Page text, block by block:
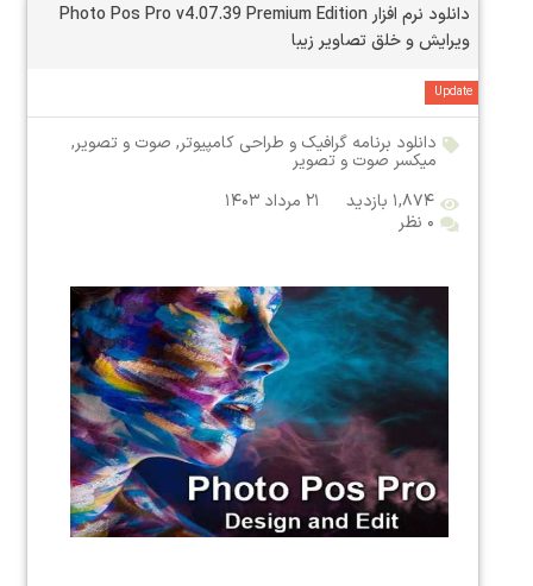
دانلود نرم افزار Photo Pos Pro v4.07.39 Premium Edition
ویرایش و خلق تصاویر زیبا
Update
دانلود برنامه گرافیک و طراحی کامپیوتر, صوت و تصویر,
میکسر صوت و تصویر
۱,۸۷۴ بازدید
۲۱ مرداد ۱۴۰۳
۰ نظر